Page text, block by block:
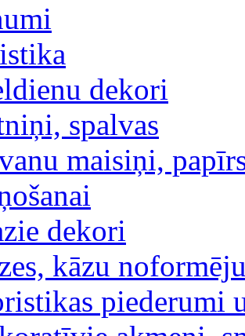
dekori
spalvas
maisiņi,
dekori
kāzu
piederumi